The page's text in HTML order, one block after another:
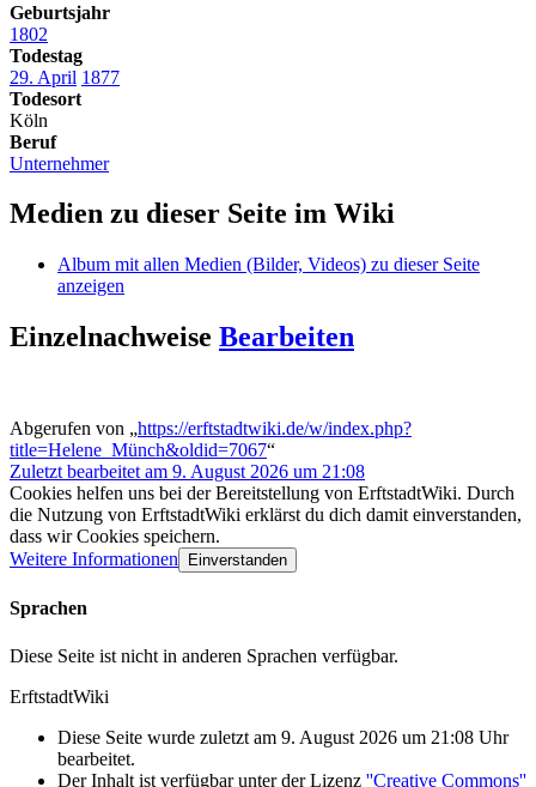
Geburtsjahr
1802
Todestag
29. April 1877
Todesort
Köln
Beruf
Unternehmer
Medien zu dieser Seite im Wiki
Album mit allen Medien (Bilder, Videos) zu dieser Seite
anzeigen
Einzelnachweise Bearbeiten
Abgerufen von „https://erftstadtwiki.de/w/index.php?
title=Helene_Münch&oldid=7067“
Zuletzt bearbeitet am 9. August 2026 um 21:08
Cookies helfen uns bei der Bereitstellung von ErftstadtWiki. Durch
die Nutzung von ErftstadtWiki erklärst du dich damit einverstanden,
dass wir Cookies speichern.
Weitere Informationen
Einverstanden
Sprachen
Diese Seite ist nicht in anderen Sprachen verfügbar.
ErftstadtWiki
Diese Seite wurde zuletzt am 9. August 2026 um 21:08 Uhr
bearbeitet.
Der Inhalt ist verfügbar unter der Lizenz ''Creative Commons''